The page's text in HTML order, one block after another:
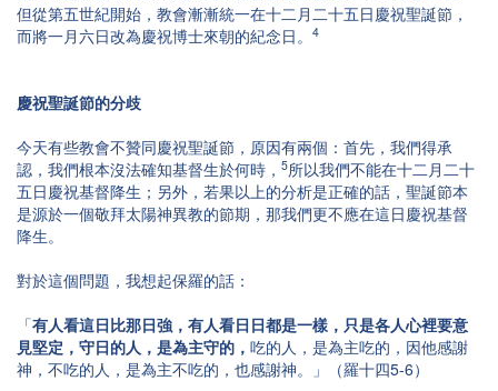
但從第五世紀開始，教會漸漸統一在十二月二十五日慶祝聖誕節，
而將一月六日改為慶祝博士來朝的紀念日。 4
慶祝聖誕節的分歧
今天有些教會不贊同慶祝聖誕節，原因有兩個：首先，我們得承
認，我們根本沒法確知基督生於何時， 5所以我們不能在十二月二十
五日慶祝基督降生；另外，若果以上的分析是正確的話，聖誕節本
是源於一個敬拜太陽神異教的節期，那我們更不應在這日慶祝基督
降生。
對於這個問題，我想起保羅的話：
「有人看這日比那日強，有人看日日都是一樣，只是各人心裡要意
見堅定，守日的人，是為主守的， 吃的人，是為主吃的，因他感謝
神，不吃的人，是為主不吃的，也感謝神。」（羅十四5-6）